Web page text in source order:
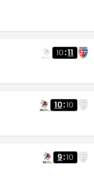
10:11
10:10
9:10